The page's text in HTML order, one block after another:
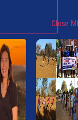
Close